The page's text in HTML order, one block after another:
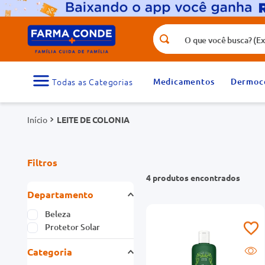
O que você busca? (Ex.: vitamina,
Medicamentos
LEITE DE COLONIA
Filtros
Departamento
Beleza
Protetor Solar
Categoria
4 produtos
Termos mais buscados
1
medicamento
5